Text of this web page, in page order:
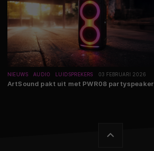
NIEUWS AUDIO LUIDSPREKERS 03 FEBRUARI 2026
ArtSound pakt uit met PWR08 partyspeaker